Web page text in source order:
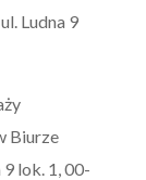
Ludna 9
Biurze
9 lok. 1, 00-